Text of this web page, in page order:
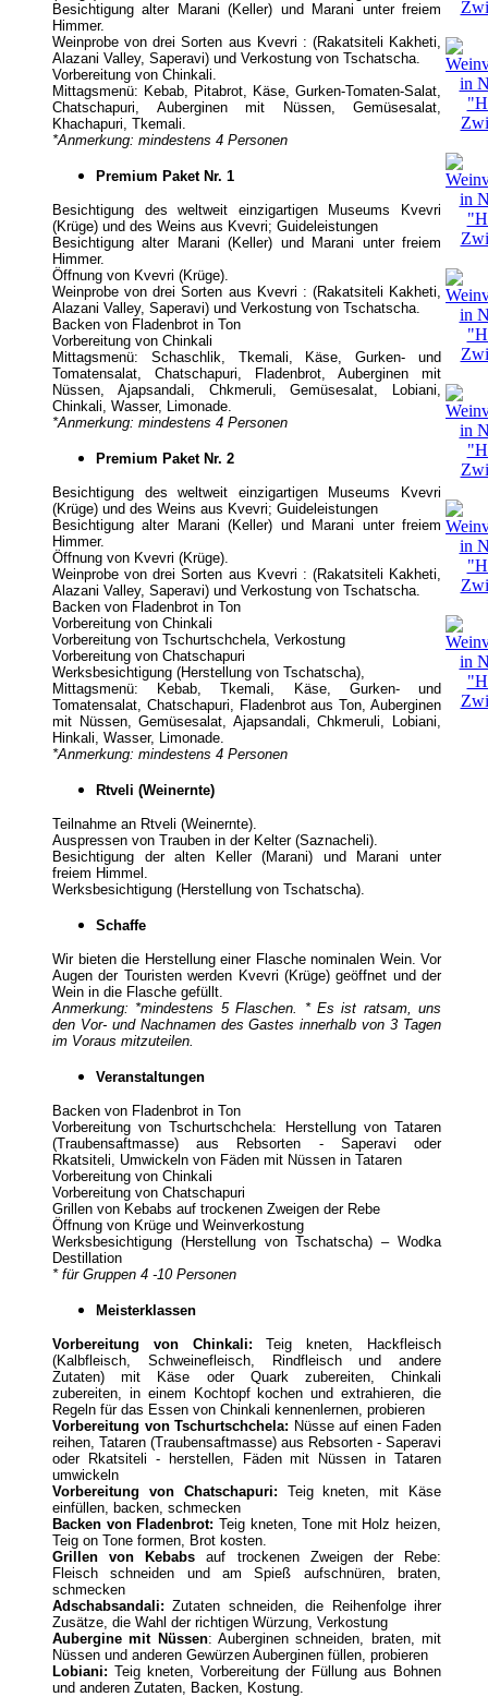
Besichtigung alter Marani (Keller) und Marani unter freiem
Himmer.
Weinprobe von drei Sorten aus Kvevri : (Rakatsiteli Kakheti,
Alazani Valley, Saperavi) und Verkostung von Tschatscha.
Vorbereitung von Chinkali.
Mittagsmenü: Kebab, Pitabrot, Käse, Gurken-Tomaten-Salat,
Chatschapuri, Auberginen mit Nüssen, Gemüsesalat,
Khachapuri, Tkemali.
*Anmerkung: mindestens 4 Personen
Premium Paket Nr. 1
Besichtigung des weltweit einzigartigen Museums Kvevri
(Krüge) und des Weins aus Kvevri; Guideleistungen
Besichtigung alter Marani (Keller) und Marani unter freiem
Himmer.
Öffnung von Kvevri (Krüge).
Weinprobe von drei Sorten aus Kvevri : (Rakatsiteli Kakheti,
Alazani Valley, Saperavi) und Verkostung von Tschatscha.
Backen von Fladenbrot in Ton
Vorbereitung von Chinkali
Mittagsmenü: Schaschlik, Tkemali, Käse, Gurken- und
Tomatensalat, Chatschapuri, Fladenbrot, Auberginen mit
Nüssen, Ajapsandali, Chkmeruli, Gemüsesalat, Lobiani,
Chinkali, Wasser, Limonade.
*Anmerkung: mindestens 4 Personen
Premium Paket Nr. 2
Besichtigung des weltweit einzigartigen Museums Kvevri
(Krüge) und des Weins aus Kvevri; Guideleistungen
Besichtigung alter Marani (Keller) und Marani unter freiem
Himmer.
Öffnung von Kvevri (Krüge).
Weinprobe von drei Sorten aus Kvevri : (Rakatsiteli Kakheti,
Alazani Valley, Saperavi) und Verkostung von Tschatscha.
Backen von Fladenbrot in Ton
Vorbereitung von Chinkali
Vorbereitung von Tschurtschchela, Verkostung
Vorbereitung von Chatschapuri
Werksbesichtigung (Herstellung von Tschatscha),
Mittagsmenü: Kebab, Tkemali, Käse, Gurken- und
Tomatensalat, Chatschapuri, Fladenbrot aus Ton, Auberginen
mit Nüssen, Gemüsesalat, Ajapsandali, Chkmeruli, Lobiani,
Hinkali, Wasser, Limonade.
*Anmerkung: mindestens 4 Personen
Rtveli (Weinernte)
Teilnahme an Rtveli (Weinernte).
Auspressen von Trauben in der Kelter (Saznacheli).
Besichtigung der alten Keller (Marani) und Marani unter
freiem Himmel.
Werksbesichtigung (Herstellung von Tschatscha).
Schaffe
Wir bieten die Herstellung einer Flasche nominalen Wein. Vor
Augen der Touristen werden Kvevri (Krüge) geöffnet und der
Wein in die Flasche gefüllt.
Anmerkung: *mindestens 5 Flaschen. * Es ist ratsam, uns
den Vor- und Nachnamen des Gastes innerhalb von 3 Tagen
im Voraus mitzuteilen.
Veranstaltungen
Backen von Fladenbrot in Ton
Vorbereitung von Tschurtschchela: Herstellung von Tataren
(Traubensaftmasse) aus Rebsorten - Saperavi oder
Rkatsiteli, Umwickeln von Fäden mit Nüssen in Tataren
Vorbereitung von Chinkali
Vorbereitung von Chatschapuri
Grillen von Kebabs auf trockenen Zweigen der Rebe
Öffnung von Krüge und Weinverkostung
Werksbesichtigung (Herstellung von Tschatscha) – Wodka
Destillation
* für Gruppen 4 -10 Personen
Meisterklassen
Vorbereitung von Chinkali:Teig kneten, Hackfleisch
(Kalbfleisch, Schweinefleisch, Rindfleisch und andere
Zutaten) mit Käse oder Quark zubereiten, Chinkali
zubereiten, in einem Kochtopf kochen und extrahieren, die
Regeln für das Essen von Chinkali kennenlernen, probieren
Vorbereitung von Tschurtschchela: Nüsse auf einen Faden
reihen, Tataren (Traubensaftmasse) aus Rebsorten - Saperavi
oder Rkatsiteli - herstellen, Fäden mit Nüssen in Tataren
umwickeln
Vorbereitung von Chatschapuri: Teig kneten, mit Käse
einfüllen, backen, schmecken
Backen von Fladenbrot: Teig kneten, Tone mit Holz heizen,
Teig on Tone formen, Brot kosten.
Grillen von Kebabs auf trockenen Zweigen der Rebe:
Fleisch schneiden und am Spieß aufschnüren, braten,
schmecken
Adschabsandali: Zutaten schneiden, die Reihenfolge ihrer
Zusätze, die Wahl der richtigen Würzung, Verkostung
Aubergine mit Nüssen: Auberginen schneiden, braten, mit
Nüssen und anderen Gewürzen Auberginen füllen, probieren
Lobiani: Teig kneten, Vorbereitung der Füllung aus Bohnen
und anderen Zutaten, Backen, Kostung.